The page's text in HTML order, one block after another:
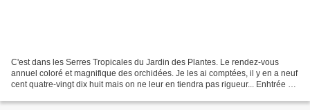
C'est dans les Serres Tropicales du Jardin des Plantes. Le rendez-vous
annuel coloré et magnifique des orchidées. Je les ai comptées, il y en a neuf
cent quatre-vingt dix huit mais on ne leur en tiendra pas rigueur... Enhtrée 7€